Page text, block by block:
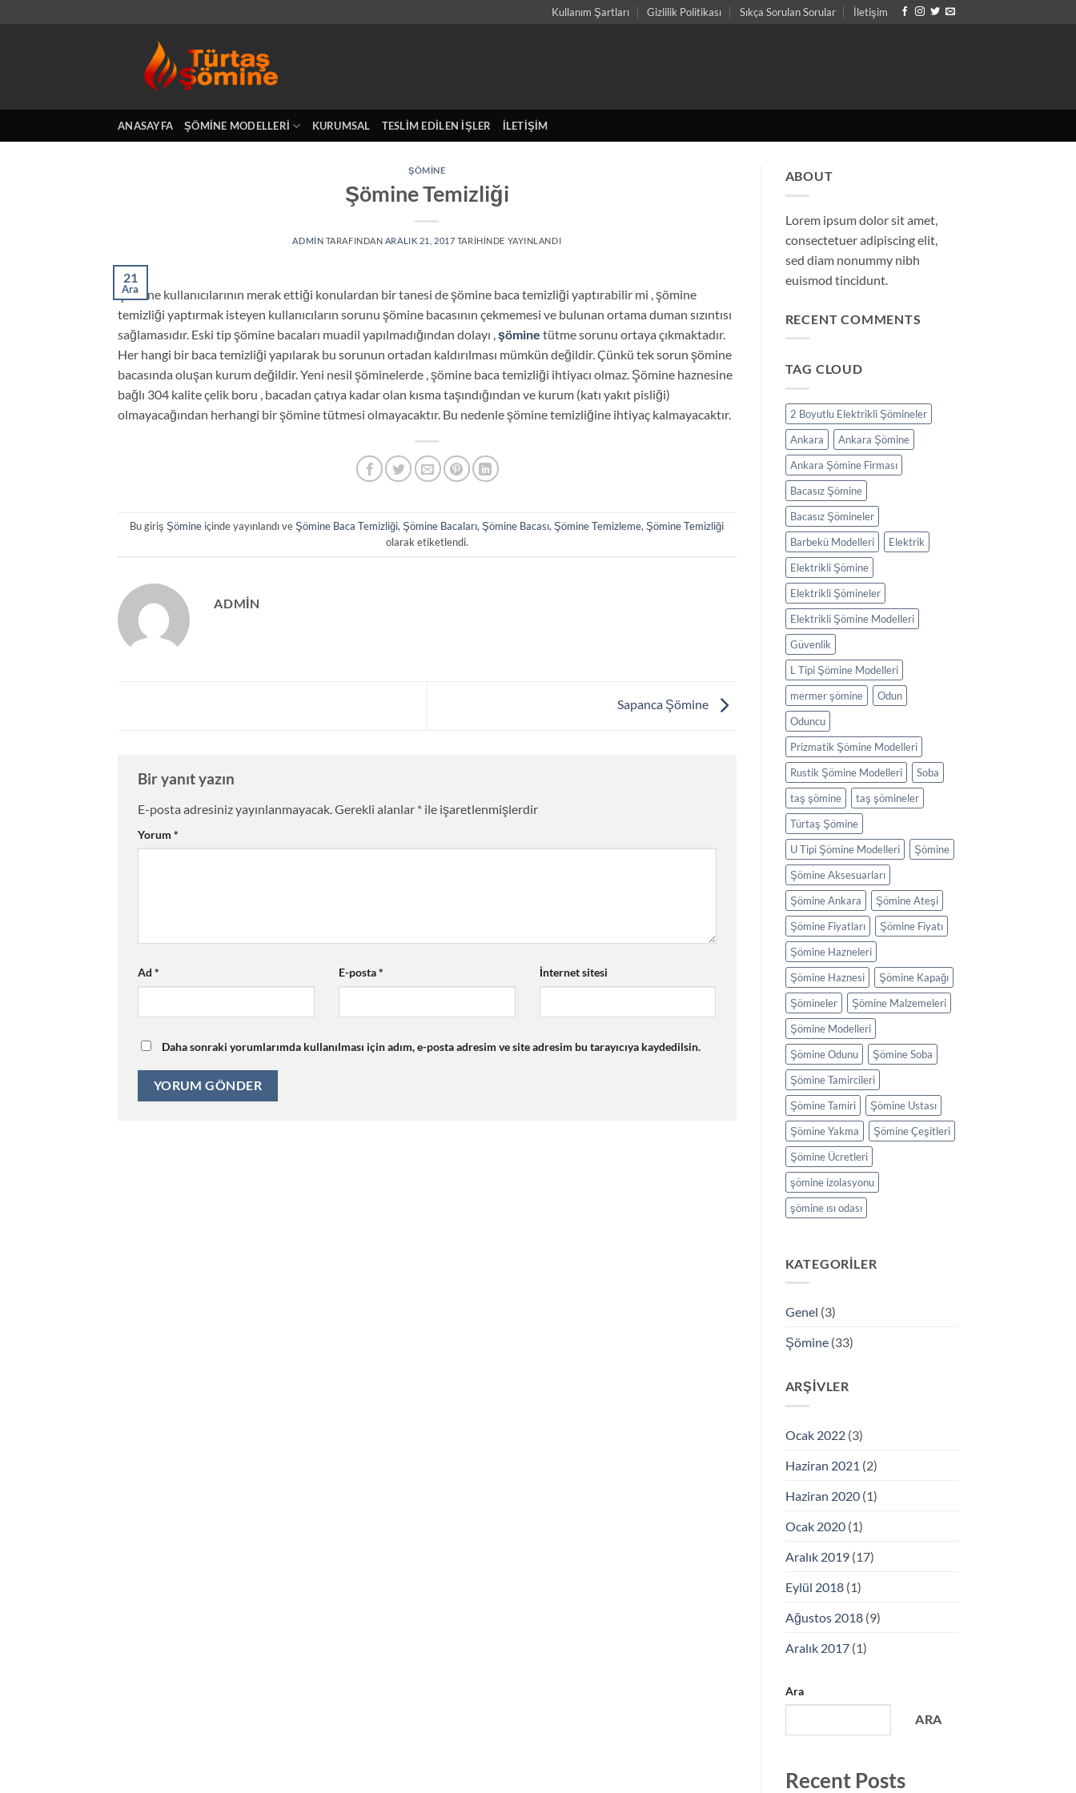
Kullanım Şartları Gizlilik Politikası Sıkça Sorulan Sorular İletişim
ANASAYFA ŞÖMINE MODELLERI KURUMSAL TESLIM EDILEN İŞLER İLETIŞIM
ŞÖMINE
Şömine Temizliği
ADMIN TARAFINDAN ARALIK 21, 2017 TARIHINDE YAYINLANDI
21
Ara
Şömine kullanıcılarının merak ettiği konulardan bir tanesi de şömine baca temizliği yaptırabilir mi , şömine
temizliği yaptırmak isteyen kullanıcıların sorunu şömine bacasının çekmemesi ve bulunan ortama duman sızıntısı
sağlamasıdır. Eski tip şömine bacaları muadil yapılmadığından dolayı , şömine tütme sorunu ortaya çıkmaktadır.
Her hangi bir baca temizliği yapılarak bu sorunun ortadan kaldırılması mümkün değildir. Çünkü tek sorun şömine
bacasında oluşan kurum değildir. Yeni nesil şöminelerde , şömine baca temizliği ihtiyacı olmaz. Şömine haznesine
bağlı 304 kalite çelik boru , bacadan çatıya kadar olan kısma taşındığından ve kurum (katı yakıt pisliği)
olmayacağından herhangi bir şömine tütmesi olmayacaktır. Bu nedenle şömine temizliğine ihtiyaç kalmayacaktır.
Bu girişŞömine içinde yayınlandı veŞömine Baca Temizliği,Şömine Bacaları,Şömine Bacası,Şömine Temizleme,Şömine Temizliği
olarak etiketlendi.
ADMIN
Sapanca Şömine
Bir yanıt yazın
E-posta adresiniz yayınlanmayacak. Gerekli alanlar * ile işaretlenmişlerdir
Yorum *
Ad * E-posta* İnternet sitesi
Daha sonraki yorumlarımda kullanılması için adım, e-posta adresim ve site adresim bu tarayıcıya kaydedilsin.
ABOUT
Lorem ipsum dolor sit amet,
consectetuer adipiscing elit,
sed diam nonummy nibh
euismod tincidunt.
RECENT COMMENTS
TAG CLOUD
2 Boyutlu Elektrikli Şömineler
Ankara
Ankara Şömine
Ankara Şömine Firması
Bacasız Şömine
Bacasız Şömineler
Barbekü Modelleri
Elektrik
Elektrikli Şömine
Elektrikli Şömineler
Elektrikli Şömine Modelleri
Güvenlik
L Tipi Şömine Modelleri
mermer şömine
Odun
Oduncu
Prizmatik Şömine Modelleri
Rustik Şömine Modelleri
Soba
taş şömine
taş şömineler
Türtaş Şömine
U Tipi Şömine Modelleri
Şömine
Şömine Aksesuarları
Şömine Ankara
Şömine Ateşi
Şömine Fiyatları
Şömine Fiyatı
Şömine Hazneleri
Şömine Haznesi
Şömine Kapağı
Şömineler
Şömine Malzemeleri
Şömine Modelleri
Şömine Odunu
Şömine Soba
Şömine Tamircileri
Şömine Tamiri
Şömine Ustası
Şömine Yakma
Şömine Çeşitleri
Şömine Ücretleri
şömine izolasyonu
şömine ısı odası
KATEGORILER
Genel (3)
Şömine(33)
ARŞIVLER
Ocak 2022(3)
Haziran 2021 (2)
Haziran 2020(1)
Ocak 2020(1)
Aralık 2019(17)
Eylül 2018(1)
Ağustos 2018(9)
Aralık 2017(1)
Ara
ARA
Recent Posts